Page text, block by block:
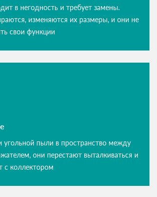
в негодность и требует замены.
изменяются их размеры, и они не
свои функции
угольной пыли в пространство между
они перестают выталкиваться и
с коллектором